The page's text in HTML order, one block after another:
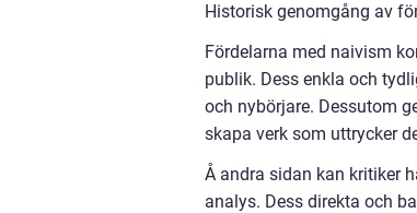
Historisk genomgång av
Fördelarna med naivism
publik. Dess enkla och
och nybörjare. Dessutom
skapa verk som uttrycker
Å andra sidan kan kritiker
analys. Dess direkta och